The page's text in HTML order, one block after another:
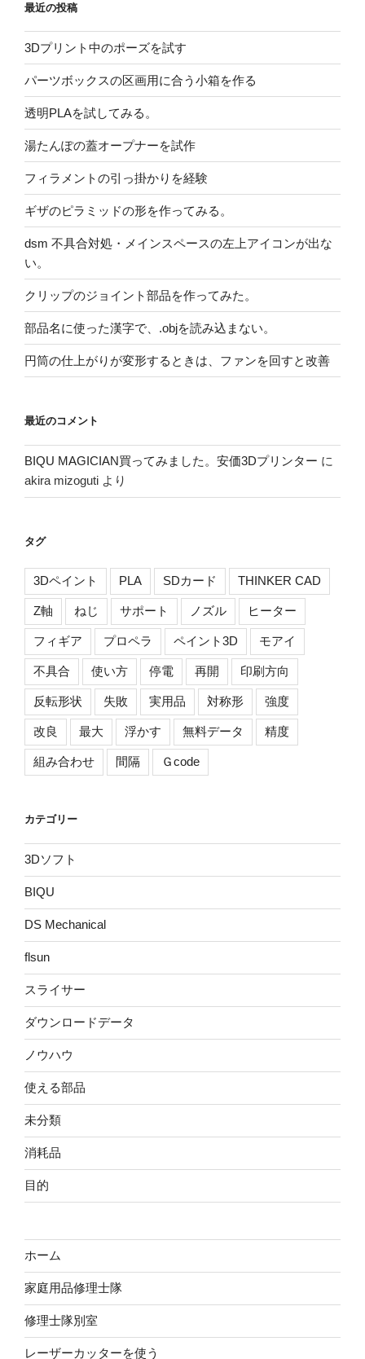
最近の投稿
3Dプリント中のポーズを試す
パーツボックスの区画用に合う小箱を作る
透明PLAを試してみる。
湯たんぽの蓋オープナーを試作
フィラメントの引っ掛かりを経験
ギザのピラミッドの形を作ってみる。
dsm 不具合対処・メインスペースの左上アイコンが出な
い。
クリップのジョイント部品を作ってみた。
部品名に使った漢字で、.objを読み込まない。
円筒の仕上がりが変形するときは、ファンを回すと改善
最近のコメント
BIQU MAGICIAN買ってみました。安価3Dプリンター に
akira mizoguti より
タグ
3Dペイント PLA SDカード THINKER CAD
Z軸 ねじ サポート ノズル ヒーター
フィギア プロペラ ペイント3D モアイ
不具合 使い方 停電 再開 印刷方向
反転形状 失敗 実用品 対称形 強度
改良 最大 浮かす 無料データ 精度
組み合わせ 間隔 Ｇcode
カテゴリー
3Dソフト
BIQU
DS Mechanical
flsun
スライサー
ダウンロードデータ
ノウハウ
使える部品
未分類
消耗品
目的
ホーム
家庭用品修理士隊
修理士隊別室
レーザーカッターを使う